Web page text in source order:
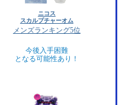
ニコス
スカルプチャーオム
メンズランキング5位
今後入手困難
となる可能性あり！